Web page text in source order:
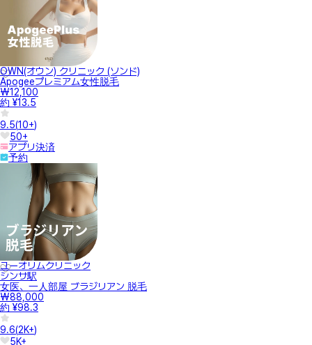
OWN(オウン) クリニック (ソンド)
Apogeeプレミアム女性脱毛
₩12,100
約 ¥13.5
9.5(10+)
50+
アプリ決済
予約
ユーオリムクリニック
シンサ駅
女医、一人部屋 ブラジリアン 脱毛
₩88,000
約 ¥98.3
9.6(2K+)
5K+